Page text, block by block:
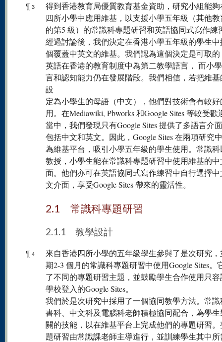
¶ 3
得到香港教育局優質教育基金資助，研究小組能
四所小學中應用維基，以支援小學五年級（其他
的第5 級）的常識科專題研習和英語協同式寫作練
經過討論後，我們決定在香港小學五年級的學生
個覆蓋中英文的維基。我們認為這個決定是可取
英語在香港的教育制度中為第二教學語言， 而小
言和認知能力仍在發展階段。我們相信，若把維
設
定為小學生的母語（中文），他們對技術會有較好
用。在Mediawiki, Pbworks 和Google Sites 等較受歡
當中，我們發現只有Google Sites 提供了多語言介
包括中文和英文。因此，Google Sites 在兩項研究
為維基平台，吸引小學五年級的學生使用。常識
教授，小學生能在常識科專題研習中使用維基的中
面。他們亦可在英語協同式寫作練習中自行選擇
文介面，享受Google Sites 帶來的靈活性。
2.1 常識科專題研習
2.1.1 教學設計
¶ 4
來自香港四所小學的五年級學生參與了是次研究
期2-3 個月的常識科專題研習中使用Google Sites。
了不同的專題研習主題，並鼓勵學生合作使用只
學校登入的Google Sites。
我們於是次研究中採用了一個協同教學方法。常
書科、中文科及電腦科老師積極協同配合，為學
關的技能，以在維基平台上完成他們的專題研習
題研習由常識課老師主導進行，並訓練學生其中